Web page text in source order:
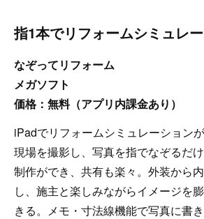
指1本でリフォームシミュレ
なぞってリフォーム
メガソフト
価格：無料（アプリ内課金あり）
iPadでリフォームシミュレーション
現場を撮影し、写真を指でなぞるだ
制作ができ、共有も楽々。外装から
し、施主と楽しみながらイメージを
きる。メモ・寸法線機能で写真に書